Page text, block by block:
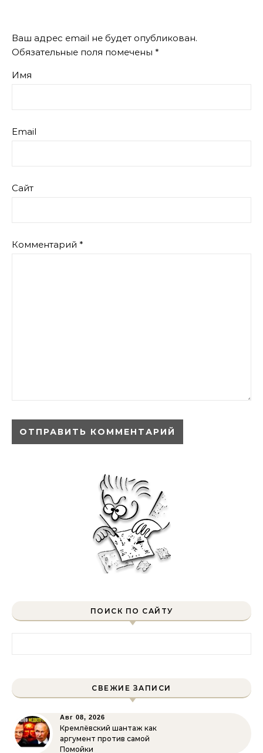
Ваш адрес email не будет опубликован.
Обязательные поля помечены *
Имя
Email
Сайт
Комментарий *
ПОИСК ПО САЙТУ
СВЕЖИЕ ЗАПИСИ
Авг 08, 2026
Кремлёвский шантаж как
аргумент против самой
Помойки